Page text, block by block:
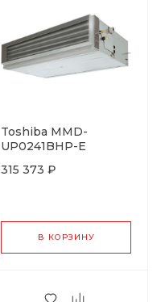
Toshiba MMD-
UP0241BHP-E
315 373 ₽
В КОРЗИНУ